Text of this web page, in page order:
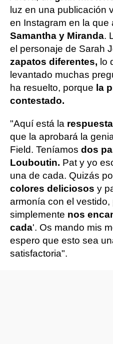
luz en una publicación
en Instagram en la que
Samantha y Miranda.
el personaje de Sarah
zapatos diferentes, lo
levantado muchas
ha resuelto, porque la
contestado.
"Aquí está la
que la aprobará la
Field. Teníamos dos
Louboutin. Pat y yo
una de cada. Quizás
colores deliciosos y
armonía con el
simplemente nos
cada'. Os mando mis
espero que esto sea
satisfactoria".